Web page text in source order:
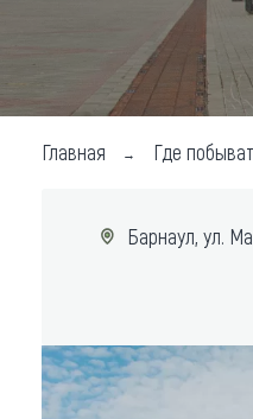
Рестораны
Кафе
Главная Где
Барнаул, ул.